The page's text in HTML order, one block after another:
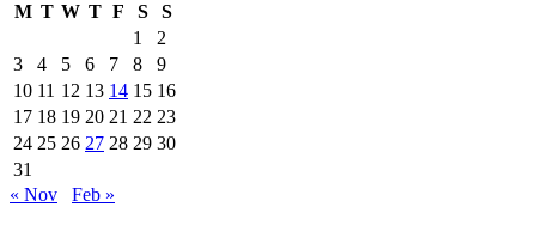
M T W T F S
S
1
2
3
4 5 6 7 8
9
10 11 12 13 14 15 16
17 18 19 20 21 22 23
24 25 26 27 28 29 30
31
« Nov
Feb »